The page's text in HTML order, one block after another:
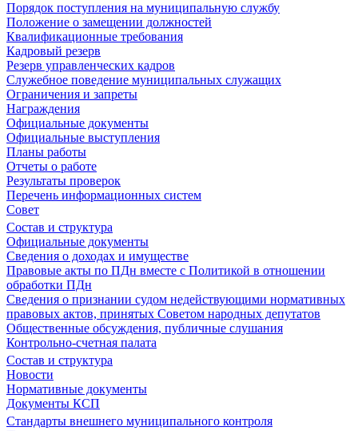
Порядок поступления на муниципальную службу
Положение о замещении должностей
Квалификационные требования
Кадровый резерв
Резерв управленческих кадров
Служебное поведение муниципальных служащих
Ограничения и запреты
Награждения
Официальные документы
Официальные выступления
Планы работы
Отчеты о работе
Результаты проверок
Перечень информационных систем
Совет
Состав и структура
Официальные документы
Сведения о доходах и имуществе
Правовые акты по ПДн вместе с Политикой в отношении
обработки ПДн
Сведения о признании судом недействующими нормативных
правовых актов, принятых Советом народных депутатов
Общественные обсуждения, публичные слушания
Контрольно-счетная палата
Состав и структура
Новости
Нормативные документы
Документы КСП
Стандарты внешнего муниципального контроля